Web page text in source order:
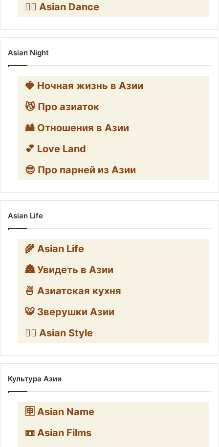
👯‍♀️ Asian Dance
Asian Night
🍓 Ночная жизнь в Азии
😼 Про азиаток
🎎 Отношения в Азии
💕 Love Land
😎 Про парней из Азии
Asian Life
🌾 Asian Life
🏯 Увидеть в Азии
🍜 Азиатская кухня
🐯 Зверушки Азии
🧛‍♂️ Asian Style
Культура Азии
🈸 Asian Name
📼 Asian Films